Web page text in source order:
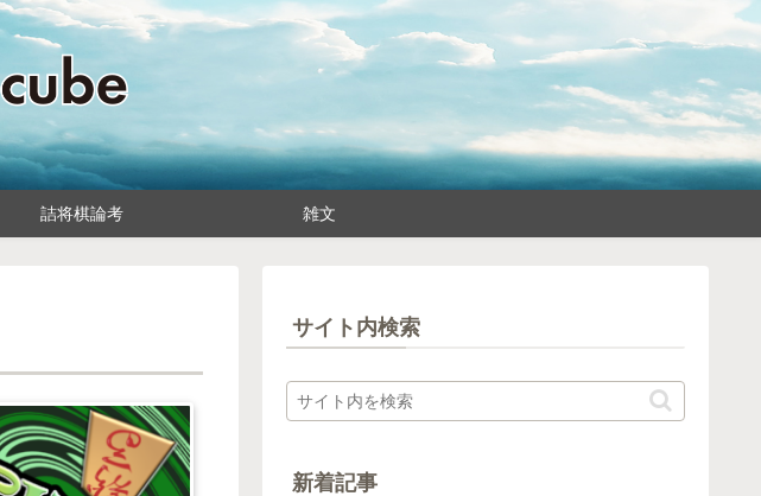
詰将棋論考 雑文
サイト内検索
新着記事